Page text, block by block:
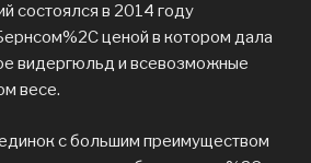
состоялся в 2014 году
ценой в котором дала
видергюльд и всевозможные
весе.
с большим преимуществом